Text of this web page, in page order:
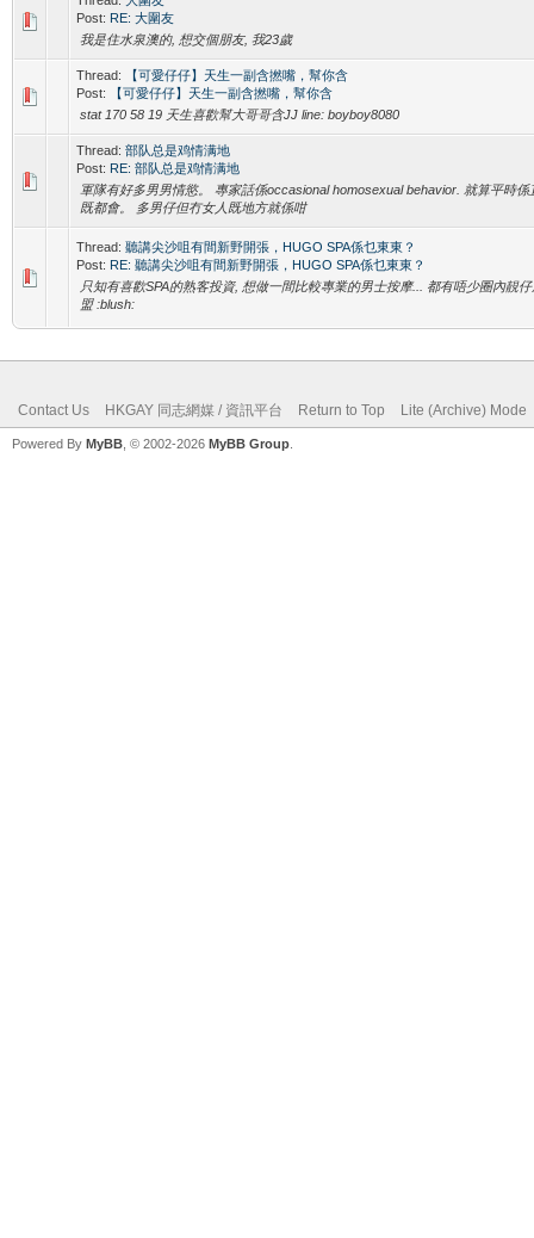
Post: RE: 大圍友
我是住水泉澳的, 想交個朋友, 我23歲
Thread:
【可愛仔仔】天生一副含撚嘴，幫你含
Post:
【可愛仔仔】天生一副含撚嘴，幫你含
stat 170 58 19 天生喜歡幫大哥哥含JJ line: boyboy8080
Thread: 部队总是鸡情满地
Post: RE: 部队总是鸡情满地
軍隊有好多男男情慾。 專家話係occasional homosexual behavior. 就算平時係
既都會。 多男仔但冇女人既地方就係咁
Thread: 聽講尖沙咀有間新野開張，HUGO SPA係乜東東？
Post: RE: 聽講尖沙咀有間新野開張，HUGO SPA係乜東東？
只知有喜歡SPA的熟客投資, 想做一間比較專業的男士按摩... 都有唔少圈內靚仔
盟 :blush:
Contact Us HKGAY 同志網媒 / 資訊平台 Return to Top Lite (Archive) Mode
Powered By MyBB , © 2002-2026 MyBB Group